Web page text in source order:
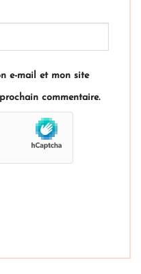
e-mail et mon site
commentaire.